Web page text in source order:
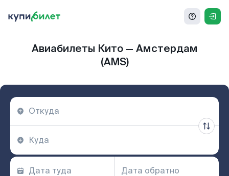
Авиабилеты Кито — Амстердам
(AMS)